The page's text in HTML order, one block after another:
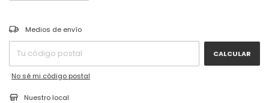
Entregas para el CP:
Medios de envío
CALCULAR
No sé mi código postal
Nuestro local